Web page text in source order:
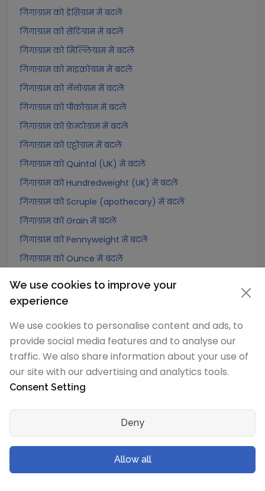
गिगाग्राम को डेसिग्राम में बदलें
गिगाग्राम को सेंटिग्राम में बदलें
गिगाग्राम को मिल्लिग्राम में बदलें
गिगाग्राम को माइक्रोग्राम में बदलें
गिगाग्राम को नॅनोग्राम में बदलें
गिगाग्राम को पीकोग्राम में बदलें
गिगाग्राम को फ़ेम्टोग्राम में बदलें
गिगाग्राम को एट्टोग्राम में बदलें
गिगाग्राम को Quintal (UK) में बदलें
गिगाग्राम को Hundredweight (UK) में बदलें
गिगाग्राम को Scruple (apothecary) में बदलें
गिगाग्राम को Grain में बदलें
गिगाग्राम को Pennyweight में बदलें
गिगाग्राम को Ounce में बदलें
गिगाग्राम को पाउंड में बदलें
गिगाग्राम को stone (US) में बदलें
गिगाग्राम को Slug में बदलें
गिगाग्राम को Kilopound (kip) में बदलें
गिगाग्राम को टन (Long टन) में बदलें
गिगाग्राम को US टन (Short टन) में बदलें
गिगाग्राम को Tonne (Metric टन) में बदलें
गिगाग्राम को Quintal (metric) में बदलें
गिगाग्राम को Hundredweight (metric) में बदलें
We use cookies to improve your
experience
We use cookies to personalise content and ads, to
provide social media features and to analyse our
traffic. We also share information about your use of
our site with our advertising and analytics tools.
Consent Setting
Deny
Allow all